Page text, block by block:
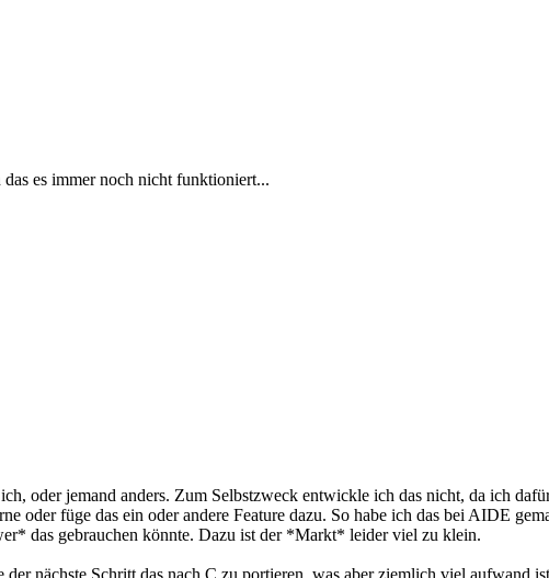
es immer noch nicht funktioniert...
oder jemand anders. Zum Selbstzweck entwickle ich das nicht, da ich
oder füge das ein oder andere Feature dazu. So habe ich das bei AIDE
das gebrauchen könnte. Dazu ist der *Markt* leider viel zu klein.
nächste Schritt das nach C zu portieren, was aber ziemlich viel aufwand ist.